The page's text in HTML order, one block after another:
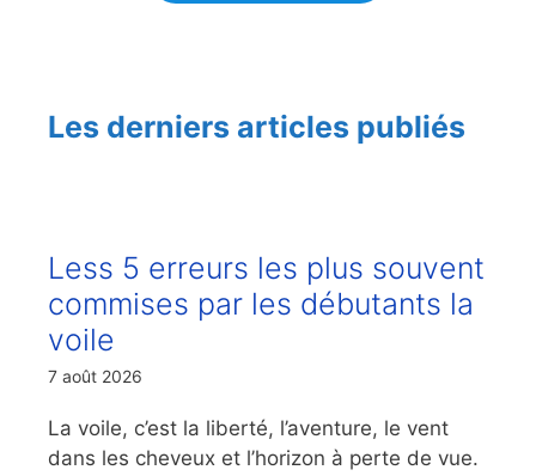
Les derniers articles publiés
Less 5 erreurs les plus souvent
commises par les débutants la
voile
7 août 2026
La voile, c’est la liberté, l’aventure, le vent
dans les cheveux et l’horizon à perte de vue.